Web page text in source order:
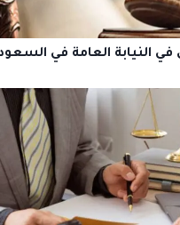
النيابة العامة في